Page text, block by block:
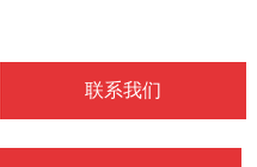
联系我们